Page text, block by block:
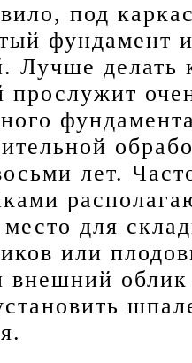
под
фундамент
Лучше делать
прослужит
лет.
место для
или
внешний облик